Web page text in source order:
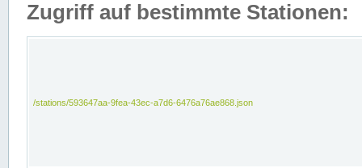
Zugriff auf bestimmte Stationen:
/stations/593647aa-9fea-43ec-a7d6-6476a76ae868.json